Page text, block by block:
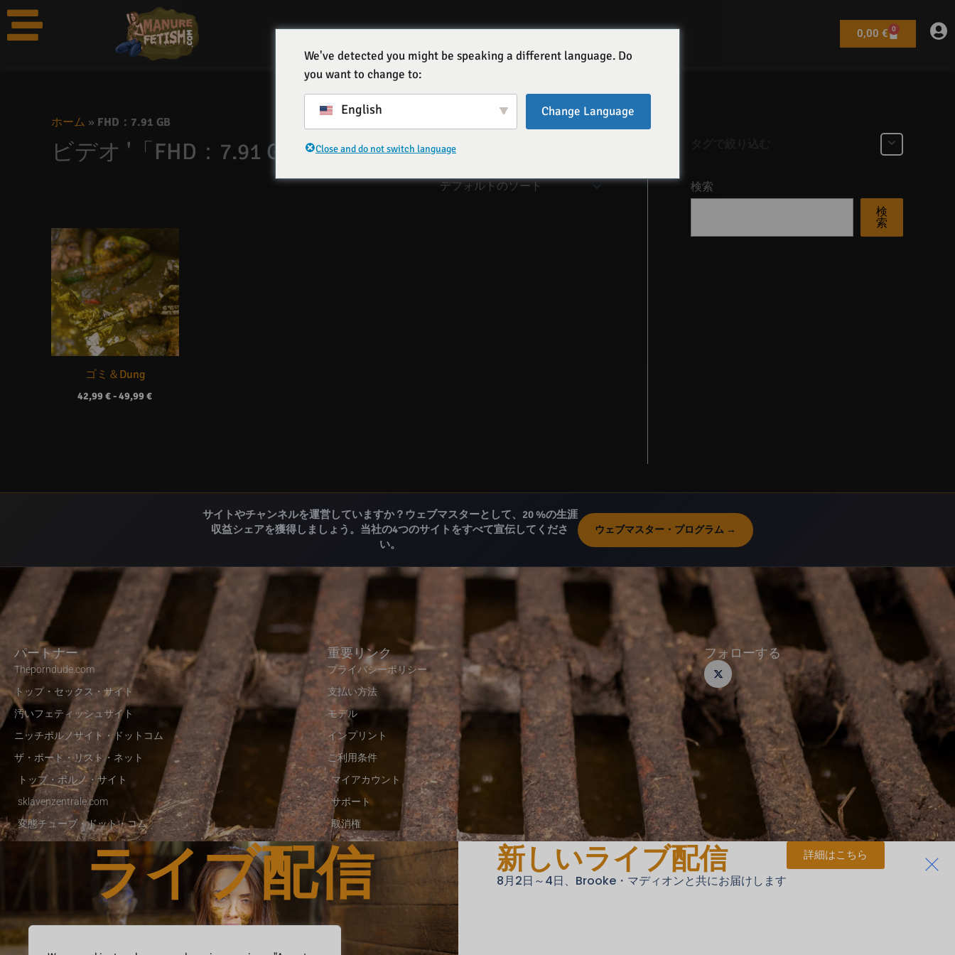
コ
0,00 € 0
カ
ー
ホーム » FHD：7.91 GB
ビデオ '「FHD：7.91 GB」' カテゴリー
ゴミ＆Dung
42,99€-49,99€
42,99 €か
ら
49,99 €
検索
検
索
サイトやチャンネルを運営していますか？ウェブマスターとして、20 %の生涯
収益シェアを獲得しましょう。当社の4つのサイトをすべて宣伝してくださ
い。
ウェブマスター・プログラム →
パートナー
Theporndude.com
トップ・セックス・サイト
汚いフェティッシュサイト
ニッチポルノサイト・ドットコム
ザ・ポート・リスト・ネット
トップ・ポルノ・サイト
sklavenzentrale.com
変態チューブ・ドット・コム
重要リンク
プライバシーポリシー
支払い方法
モデル
インプリント
ご利用条件
マイアカウント
サポート
取消権
発送方法と送料
18 U.S.C. 2257
NCCポリシー
フォローする
エ
ッ
ク
ス
・
イ
ッ
We've detected you might be speaking a different language. Do
you want to change to:
English Change Language
Close and do not switch language
ライブ配信 新しいライブ配信
8月2日～4日、Brooke・マディオンと共にお届けします
詳細はこちら